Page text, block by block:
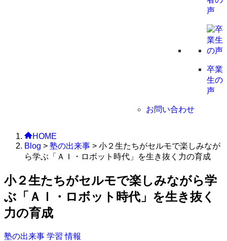
声
卒業
生の
声
お問い合わせ
HOME
Blog > 塾の出来事 > 小２生たちがセルモで楽しみなが
ら学ぶ「ＡＩ・ロボット時代」を生き抜く力の育成
小２生たちがセルモで楽しみながら学
ぶ「ＡＩ・ロボット時代」を生き抜く
力の育成
塾の出来事 学習情報